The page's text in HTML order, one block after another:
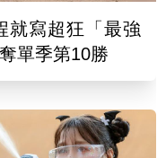
就寫超狂「最強
單季第10勝